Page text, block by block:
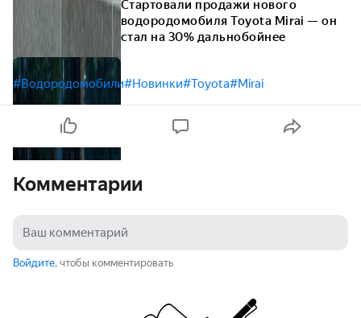
Стартовали продажи нового
водородомобиля Toyota Mirai — он
стал на 30% дальнобойнее
#Водородомобили#Новинки#Toyota#Mirai
Комментарии
Войдите, чтобы комментировать